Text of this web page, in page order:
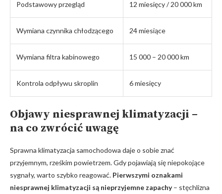
Podstawowy przegląd 12 miesięcy / 20 000 km
Wymiana czynnika chłodzącego 24 miesiące
Wymiana⁤ filtra kabinowego 15 000⁤ – 20 000 km
Kontrola⁢ odpływu skroplin 6 miesięcy
Objawy niesprawnej⁣ klimatyzacji –
na co zwrócić uwagę
Sprawna klimatyzacja samochodowa daje o sobie znać
przyjemnym, rześkim powietrzem. Gdy ​pojawiają się niepokojące⁤
sygnały, warto szybko reagować. Pierwszymi oznakami
niesprawnej klimatyzacji są nieprzyjemne zapachy– stęchlizna